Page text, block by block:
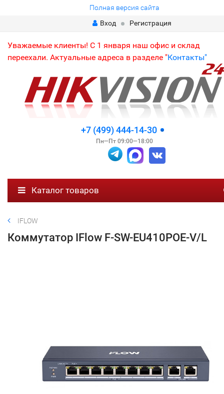
Полная версия сайта
Вход
Регистрация
Уважаемые клиенты! С 1 января наш офис и склад
переехали. Актуальные адреса в разделе "Контакты"
+7 (499) 444-14-30
Пн—Пт 09:00—18:00
Каталог товаров
IFLOW
Коммутатор IFlow F-SW-EU410POE-V/L